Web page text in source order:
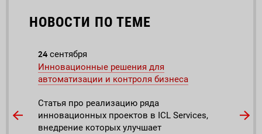
НОВОСТИ ПО ТЕМЕ
24 сентября
Инновационные решения для
автоматизации и контроля бизнеса
Статья про реализацию ряда
инновационных проектов в ICL Services,
внедрение которых улучшает